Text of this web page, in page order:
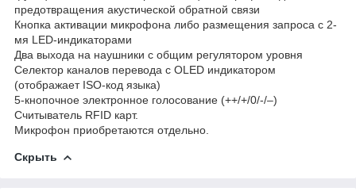
предотвращения акустической обратной связи
Кнопка активации микрофона либо размещения запроса с 2-
мя LED-индикаторами
Два выхода на наушники с общим регулятором уровня
Селектор каналов перевода с OLED индикатором
(отображает ISO-код языка)
5-кнопочное электронное голосование (++/+/0/-/–)
Считыватель RFID карт.
Микрофон приобретаются отдельно.
Скрыть